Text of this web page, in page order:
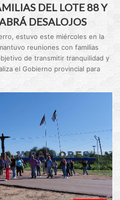
DEL LOTE 88 Y
DESALOJOS
estuvo este miércoles en la
reuniones con familias
de transmitir tranquilidad y
el Gobierno provincial para